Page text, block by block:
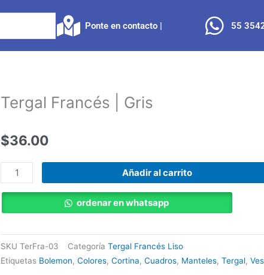
Ponte en contacto |​ 55
Tergal Francés | Gris
$36.00
Tergal
Francés
|
Gris
Añadir al carrito
ordenar en whatsapp
SKU TerFra-03 Categoría Tergal Francés Liso
Etiquetas Bolemon, Colores, Cortina, Cuadros, Manteles, Tergal,